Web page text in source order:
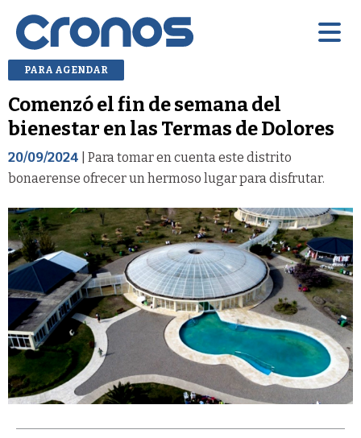
PARA AGENDAR
Comenzó el fin de semana del
bienestar en las Termas de Dolores
20/09/2024 | Para tomar en cuenta este distrito
bonaerense ofrecer un hermoso lugar para disfrutar.